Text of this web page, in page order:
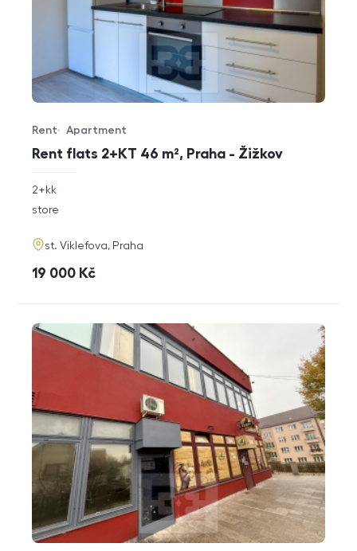
Rent flats 2+KT 46 m², Praha - Žižkov
Offer type
Rent
Property type
Apartment
rozměry
2+kk
funkce
store
adresa
st. Viklefova, Praha
cena
19 000 Kč